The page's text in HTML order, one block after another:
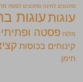
מתכונים לחינה מתכונים לפסח
עוגותעוגות
מלוח פסטה
קינוחים בכוסות
תימן